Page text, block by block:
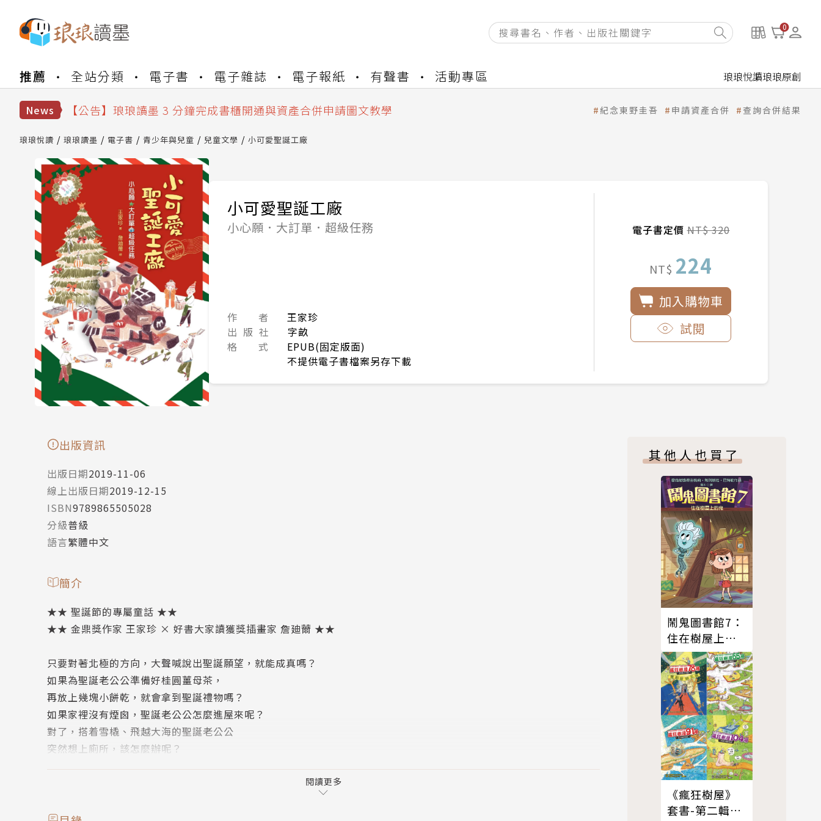
0
推薦 全站分類 電子書 電子雜誌 電子報紙 有聲書 活動專區 琅琅悅讀琅琅原創
News
【公告】琅琅讀墨數位閱讀資產合併與書櫃開通申請
【公告】琅琅讀墨 3 分鐘完成書櫃開通與資產合併申請圖文教學
【公告】琅琅讀墨數位閱讀資產合併與書櫃開通申請
紀念東野圭吾 申請資產合併 查詢合併結果
琅琅悅讀 琅琅讀墨 電子書 青少年與兒童 兒童文學 小可愛聖誕工廠
小可愛聖誕工廠
小心願．大訂單．超級任務
作 者
王家珍
出 版 社
字畝
格 式
EPUB(固定版面)
不提供電子書檔案另存下載
電子書定價NT$ 320
NT$ 224
加入購物車
試閱
出版資訊
出版日期2019-11-06
線上出版日期2019-12-15
ISBN9789865505028
分級普級
語言繁體中文
簡介
★★ 聖誕節的專屬童話 ★★
★★ 金鼎獎作家 王家珍 × 好書大家讀獲獎插畫家 詹廸薾 ★★
只要對著北極的方向，大聲喊說出聖誕願望，就能成真嗎？
如果為聖誕老公公準備好桂圓薑母茶，
再放上幾塊小餅乾，就會拿到聖誕禮物嗎？
如果家裡沒有煙囪，聖誕老公公怎麼進屋來呢？
對了，搭着雪橇、飛越大海的聖誕老公公
突然想上廁所，該怎麼辦呢？
王家珍
閱讀更多
其他人也買了
鬧鬼圖書館7：
住在樹屋上的
鬼
《瘋狂樹屋》
套書-第二輯